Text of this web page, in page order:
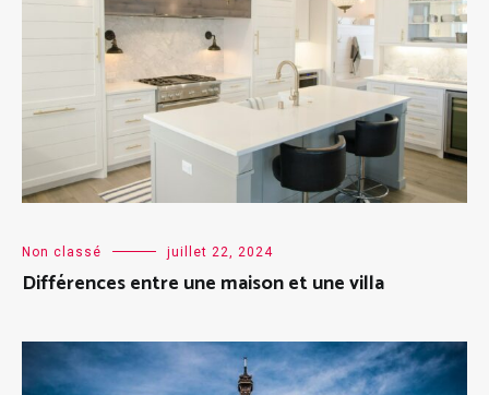
Non classé juillet 22, 2024
Différences entre une maison et une villa